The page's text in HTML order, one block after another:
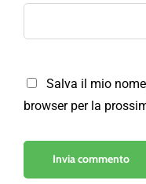
Salva il mio
browser per la